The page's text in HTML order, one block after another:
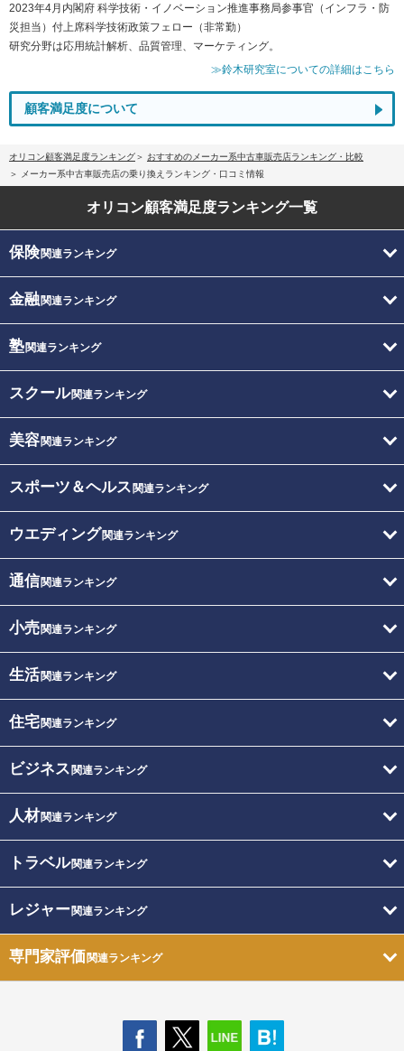
2023年4月内閣府 科学技術・イノベーション推進事務局参事官（インフラ・防
災担当）付上席科学技術政策フェロー（非常勤）
研究分野は応用統計解析、品質管理、マーケティング。
≫鈴木研究室についての詳細はこちら
顧客満足度について
オリコン顧客満足度ランキング
おすすめのメーカー系中古車販売店ランキング・比較
メーカー系中古車販売店の乗り換えランキング・口コミ情報
オリコン顧客満足度ランキング一覧
保険関連ランキング
金融関連ランキング
塾関連ランキング
スクール関連ランキング
美容関連ランキング
スポーツ＆ヘルス 関連ランキング
ウエディング関連ランキング
通信関連ランキング
小売関連ランキング
生活関連ランキング
住宅関連ランキング
ビジネス 関連ランキング
人材関連ランキング
トラベル関連ランキング
レジャー関連ランキング
専門家評価関連ランキング